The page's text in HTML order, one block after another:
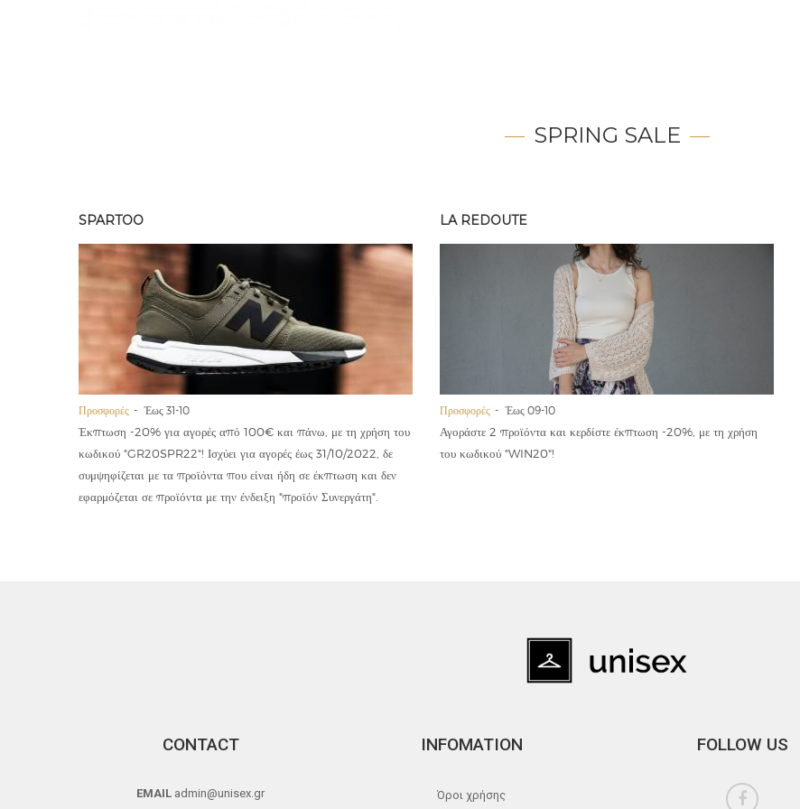
SPRING SALE
SPARTOO
Προσφορές Έως 31-10
Έκπτωση -20% για αγορές από 100€ και πάνω, με τη χρήση του
κωδικού "GR20SPR22"! Ισχύει για αγορές έως 31/10/2022, δε
συμψηφίζεται με τα προϊόντα που είναι ήδη σε έκπτωση και δεν
εφαρμόζεται σε προϊόντα με την ένδειξη "προϊόν Συνεργάτη".
LA REDOUTE
Προσφορές Έως 09-10
Αγοράστε 2 προϊόντα και κερδίστε έκπτωση -20%, με τη χρήση
του κωδικού "WIN20"!
CONTACT
EMAIL admin@unisex.gr
INFOMATION
Όροι χρήσης
FOLLOW US